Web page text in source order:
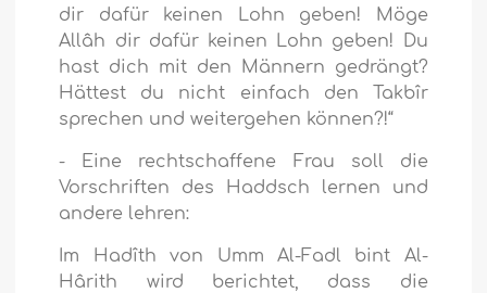
dir dafür keinen Lohn geben! Möge
Allâh dir dafür keinen Lohn geben! Du
hast dich mit den Männern gedrängt?
Hättest du nicht einfach den Takbîr
sprechen und weitergehen können?!“
- Eine rechtschaffene Frau soll die
Vorschriften des Haddsch lernen und
andere lehren:
Im Hadîth von Umm Al-Fadl bint Al-
Hârith wird berichtet, dass die